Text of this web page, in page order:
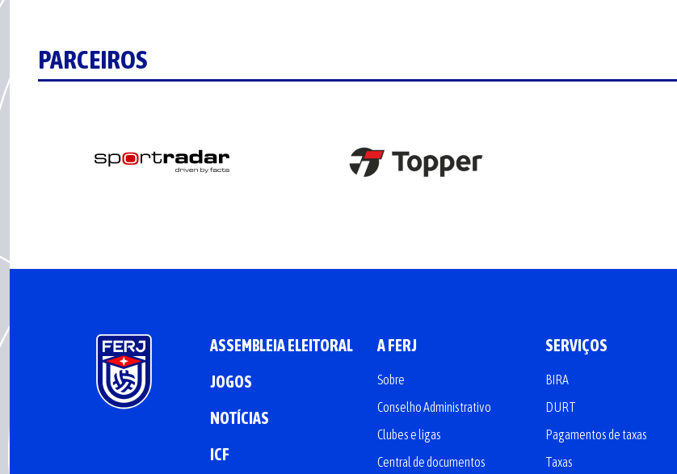
PARCEIROS
ASSEMBLEIA ELEITORAL
JOGOS
NOTÍCIAS
ICF
A FERJ
Sobre
Conselho Administrativo
Clubes e ligas
Central de documentos
SERVIÇOS
BIRA
DURT
Pagamentos de taxas
Taxas